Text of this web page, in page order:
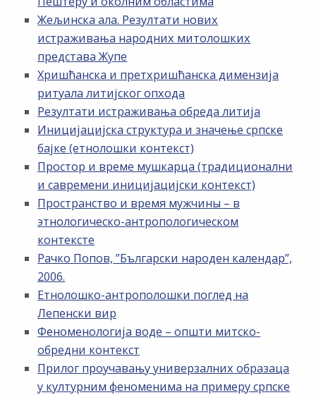
Жељинска ала. Резултати нових
истраживања народних митолошких
представа Жупе
Хришћанска и претхришћанска димензија
ритуала литијског опхода
Резултати истраживања обреда литија
Иницијацијска структура и значење српске
бајке (етнолошки контекст)
Простор и време мушкарца (традиционални
и савремени иницијацијски контекст)
Пространство и время мужчины – в
этнологическо-антропологическом
контексте
Рачко Попов, ”Български народен календар”,
2006.
Етнолошко-антрополошки поглед на
Лепенски вир
Феноменологија воде – општи митско-
обредни контекст
Прилог проучавању универзалних образаца
у културним феноменима на примеру српске